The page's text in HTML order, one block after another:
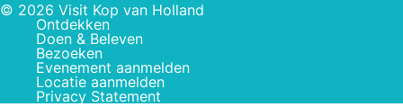
© 2026 Visit Kop van Holland
Ontdekken
Doen & Beleven
Bezoeken
Evenement aanmelden
Locatie aanmelden
Privacy Statement